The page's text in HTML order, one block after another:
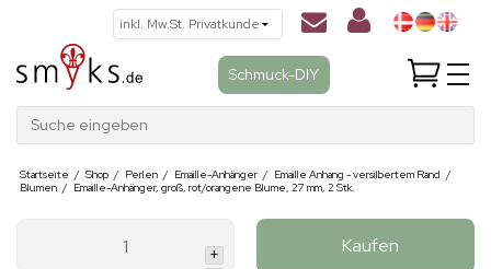
Schmuck-DIY
Suche eingeben
Startseite / Shop / Perlen / Emaille-Anhänger / Emaille Anhang - versilbertem Rand /
Blumen / Emaille-Anhänger, groß, rot/orangene Blume, 27 mm, 2 Stk.
+
Kaufen